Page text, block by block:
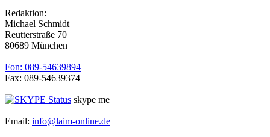
Redaktion:
Michael Schmidt
Reutterstraße 70
80689 München
Fon: 089-54639894
Fax: 089-54639374
skype me
Email: info@laim-online.de